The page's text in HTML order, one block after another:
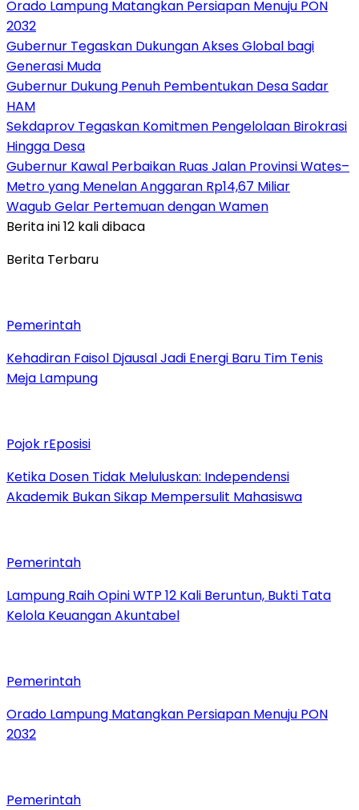
Orado Lampung Matangkan Persiapan Menuju PON
2032
Gubernur Tegaskan Dukungan Akses Global bagi
Generasi Muda
Gubernur Dukung Penuh Pembentukan Desa Sadar
HAM
Sekdaprov Tegaskan Komitmen Pengelolaan Birokrasi
Hingga Desa
Gubernur Kawal Perbaikan Ruas Jalan Provinsi Wates–
Metro yang Menelan Anggaran Rp14,67 Miliar
Wagub Gelar Pertemuan dengan Wamen
Berita ini 12 kali dibaca
Berita Terbaru
Pemerintah
Kehadiran Faisol Djausal Jadi Energi Baru Tim Tenis
Meja Lampung
Pojok rEposisi
Ketika Dosen Tidak Meluluskan: Independensi
Akademik Bukan Sikap Mempersulit Mahasiswa
Pemerintah
Lampung Raih Opini WTP 12 Kali Beruntun, Bukti Tata
Kelola Keuangan Akuntabel
Pemerintah
Orado Lampung Matangkan Persiapan Menuju PON
2032
Pemerintah